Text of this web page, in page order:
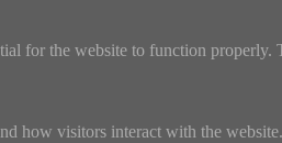
for the website to function
how visitors interact with the